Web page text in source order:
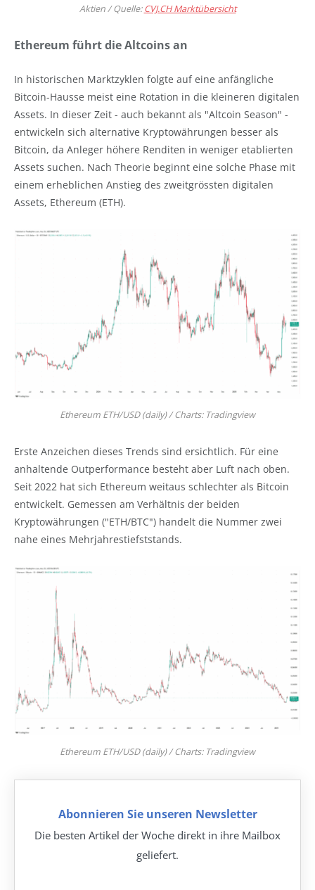
Aktien / Quelle:CVJ.CH Marktübersicht
Ethereum führt die Altcoins an
In historischen Marktzyklen folgte auf eine anfängliche
Bitcoin-Hausse meist eine Rotation in die kleineren digitalen
Assets. In dieser Zeit - auch bekannt als "Altcoin Season" -
entwickeln sich alternative Kryptowährungen besser als
Bitcoin, da Anleger höhere Renditen in weniger etablierten
Assets suchen. Nach Theorie beginnt eine solche Phase mit
einem erheblichen Anstieg des zweitgrössten digitalen
Assets, Ethereum (ETH).
Ethereum ETH/USD (daily) / Charts: Tradingview
Erste Anzeichen dieses Trends sind ersichtlich. Für eine
anhaltende Outperformance besteht aber Luft nach oben.
Seit 2022 hat sich Ethereum weitaus schlechter als Bitcoin
entwickelt. Gemessen am Verhältnis der beiden
Kryptowährungen ("ETH/BTC") handelt die Nummer zwei
nahe eines Mehrjahrestiefststands.
Ethereum ETH/USD (daily) / Charts: Tradingview
Abonnieren Sie unseren Newsletter
Die besten Artikel der Woche direkt in ihre Mailbox
geliefert.